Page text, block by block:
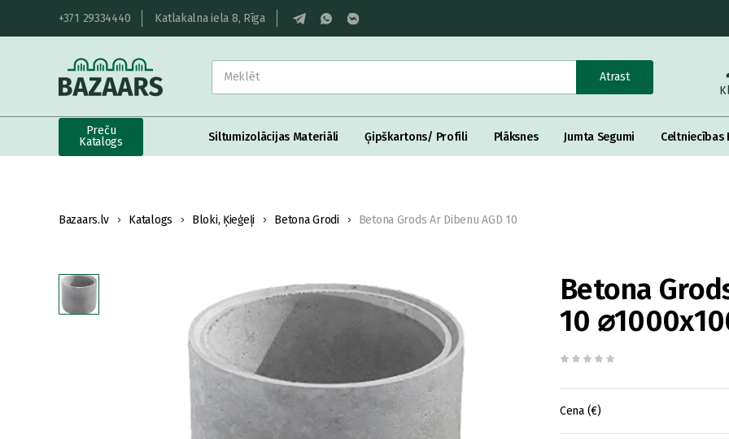
+371 29334440 Katlakalna iela 8, Rīga
Atrast
Preču
Katalogs
Siltumizolācijas Materiāli Ģipškartons/ Profili Plāksnes Jumta Segumi Celtniecības
Bazaars.lv Katalogs Bloki, Ķieģeļi Betona Grodi Betona Grods Ar Dibenu AGD 10
Betona
10
Cena (€)